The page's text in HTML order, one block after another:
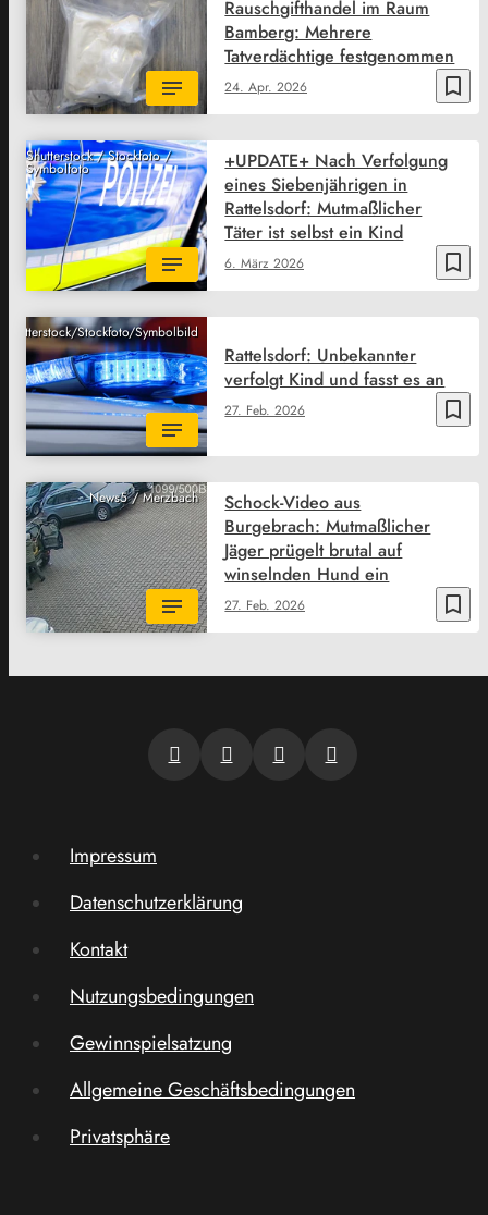
bookmark_border
24. Apr. 2026
Rauschgifthandel im Raum
Bamberg: Mehrere
Tatverdächtige festgenommen
Shutterstock / Stockfoto /
Symbolfoto
bookmark_border
6. März 2026
+UPDATE+ Nach Verfolgung
eines Siebenjährigen in
Rattelsdorf: Mutmaßlicher
Täter ist selbst ein Kind
Shutterstock/Stockfoto/Symbolbild
bookmark_border
27. Feb. 2026
Rattelsdorf: Unbekannter
verfolgt Kind und fasst es an
News5 / Merzbach
bookmark_border
27. Feb. 2026
Schock-Video aus
Burgebrach: Mutmaßlicher
Jäger prügelt brutal auf
winselnden Hund ein
Impressum
Datenschutzerklärung
Kontakt
Nutzungsbedingungen
Gewinnspielsatzung
Allgemeine Geschäftsbedingungen
Privatsphäre